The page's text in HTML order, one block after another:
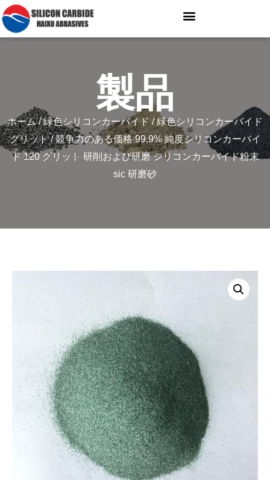
製品
ホーム/緑色シリコンカーバイド/緑色シリコンカーバイド
グリット/ 競争力のある価格 99.9% 純度シリコンカーバイ
ド 120 グリット 研削および研磨 シリコンカーバイド粉末
sic 研磨砂